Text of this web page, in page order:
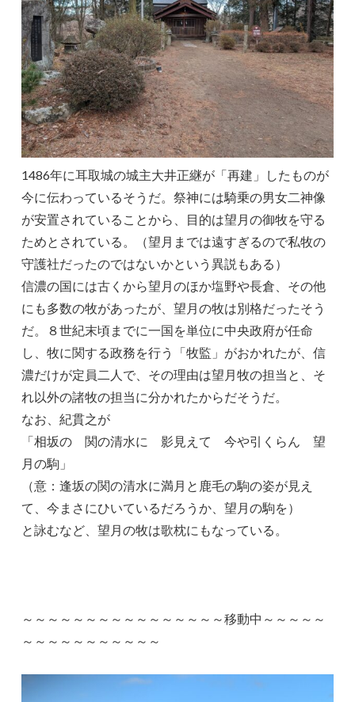
1486年に耳取城の城主大井正継が「再建」したものが
今に伝わっているそうだ。祭神には騎乗の男女二神像
が安置されていることから、目的は望月の御牧を守る
ためとされている。（望月までは遠すぎるので私牧の
守護社だったのではないかという異説もある）
信濃の国には古くから望月のほか塩野や長倉、その他
にも多数の牧があったが、望月の牧は別格だったそう
だ。８世紀末頃までに一国を単位に中央政府が任命
し、牧に関する政務を行う「牧監」がおかれたが、信
濃だけが定員二人で、その理由は望月牧の担当と、そ
れ以外の諸牧の担当に分かれたからだそうだ。
なお、紀貫之が
「相坂の 関の清水に 影見えて 今や引くらん 望
月の駒」
（意：逢坂の関の清水に満月と鹿毛の駒の姿が見え
て、今まさにひいているだろうか、望月の駒を）
と詠むなど、望月の牧は歌枕にもなっている。
～～～～～～～～～～～～～～～～移動中～～～～～
～～～～～～～～～～～